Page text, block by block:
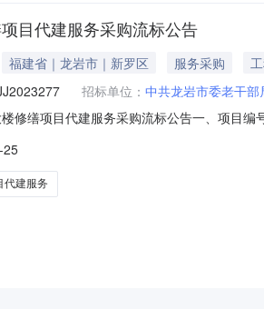
目代建服务采购流标公告
福建省｜龙岩市｜新罗区 服务采购
招标单位： 中共龙岩市委老干部
修缮项目代建服务采购流标公告一、项目
公物采购招标代理有限公司联系人：李先
25
代建服务